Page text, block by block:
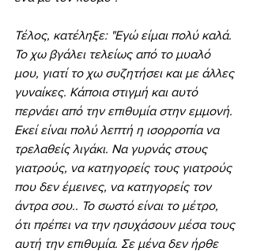
Τέλος, κατέληξε: "Εγώ είμαι πολύ καλά.
Το χω βγάλει τελείως από το μυαλό
μου, γιατί το χω συζητήσει και με άλλες
γυναίκες. Κάποια στιγμή και αυτό
περνάει από την επιθυμία στην εμμονή.
Εκεί είναι πολύ λεπτή η ισορροπία να
τρελαθείς λιγάκι. Να γυρνάς στους
γιατρούς, να κατηγορείς τους γιατρούς
που δεν έμεινες, να κατηγορείς τον
άντρα σου.. Το σωστό είναι το μέτρο,
ότι πρέπει να την ησυχάσουν μέσα τους
αυτή την επιθυμία. Σε μένα δεν ήρθε